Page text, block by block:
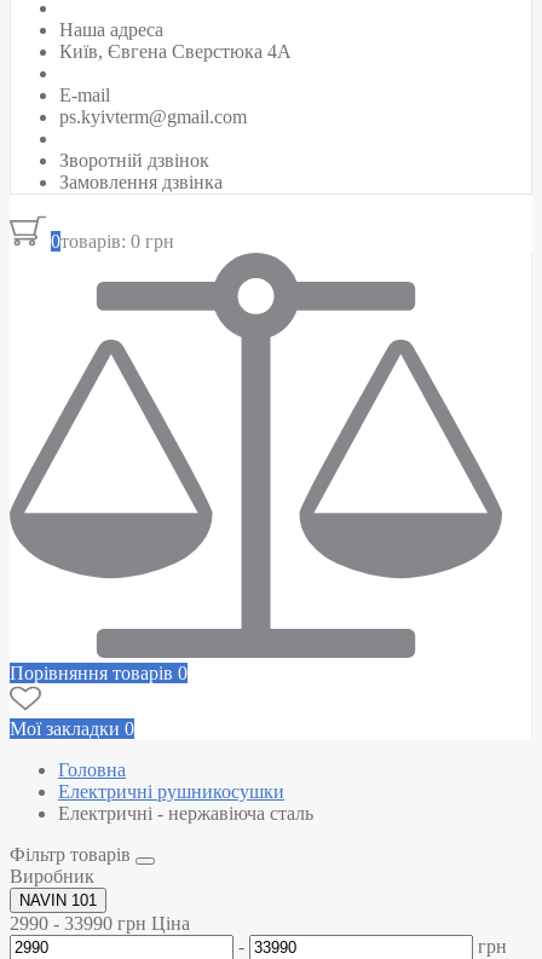
Наша адреса
Київ, Євгена Сверстюка 4А
E-mail
ps.kyivterm@gmail.com
Зворотній дзвінок
Замовлення дзвінка
0товарів: 0 грн
Порівняння товарів 0
Мої закладки 0
Головна
Електричні рушникосушки
Електричні - нержавіюча сталь
Фільтр товарів
Виробник
NAVIN 101
2990 - 33990 грн Ціна
-
грн